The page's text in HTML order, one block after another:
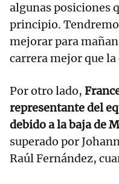
algunas posiciones
principio.
mejorar para
carrera mejor que
Por otro lado,
representante del
debido a la baja de
superado por
Raúl Fernández,